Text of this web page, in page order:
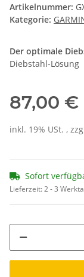
Artikelnummer:
Kategorie:
Der optimale
Diebstahl-Lösung
87,00 €
inkl. 19% USt. ,
Sofort
Lieferzeit:2 - 3